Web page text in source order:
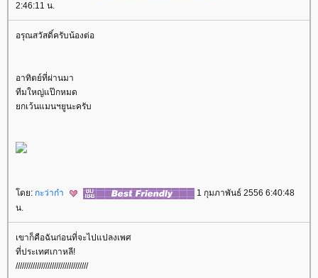
2:46:11 น.
อรุณสวัสดิ์ครับน้องต่อ
อาทิตย์ที่ผ่านมา
ทีมใหญ่แป๊กหมด
กเว้นแมนฯยูนะครับ
ดย: กะว่าก๋า
1 กุมภาพันธ์ 2556 6:40:48
น.
เขาก็คือฉันก่อนที่จะไปแปลงเพศ
ที่ประเทศเกาหลี!
//////////////////////////////////